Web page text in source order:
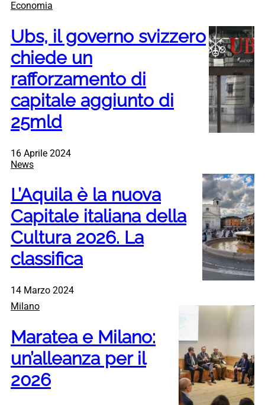
Economia
Ubs, il governo svizzero
chiede un
rafforzamento di
capitale aggiunto di
25mld
16 Aprile 2024
News
L’Aquila è la nuova
Capitale italiana della
Cultura 2026. La
classifica
14 Marzo 2024
Milano
Maratea e Milano:
un’alleanza per il
2026